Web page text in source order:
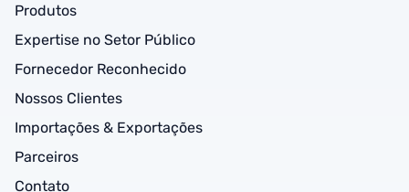
Produtos
Expertise no Setor Público
Fornecedor Reconhecido
Nossos Clientes
Importações & Exportações
Parceiros
Contato